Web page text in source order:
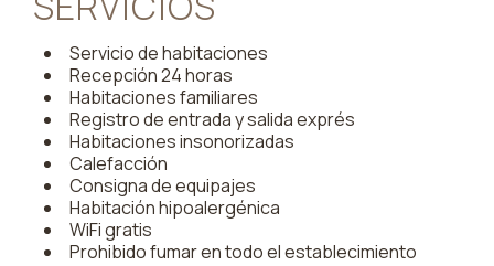
Servicio de habitaciones
Recepción 24 horas
Habitaciones familiares
Registro de entrada y salida exprés
Habitaciones insonorizadas
Calefacción
Consigna de equipajes
Habitación hipoalergénica
WiFi gratis
Prohibido fumar en todo el establecimiento